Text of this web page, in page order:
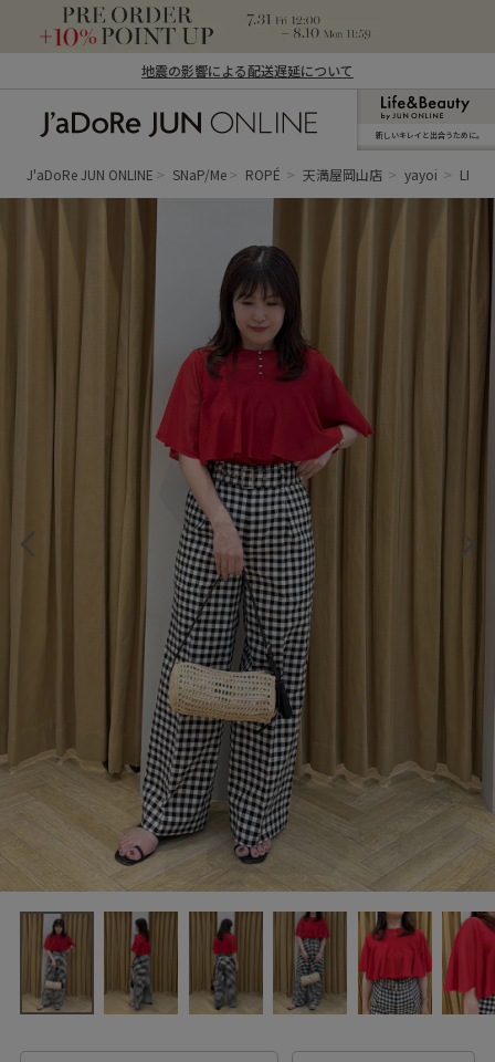
地震の影響による配送遅延について
ン オンライン）
新しいキレイと出合うために。
J'aDoRe JUN ONLINE SNaP/Me ROPÉ 天満屋岡山店 yayoi